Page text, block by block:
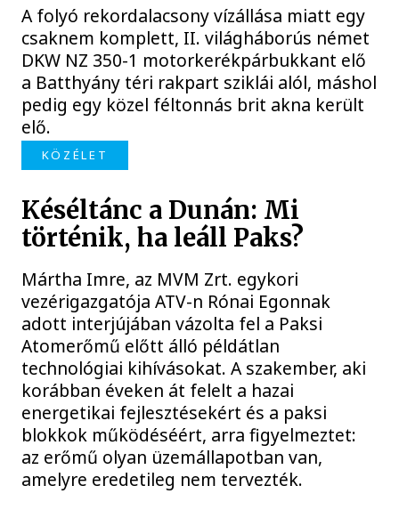
A folyó rekordalacsony vízállása miatt egy
csaknem komplett, II. világháborús német
DKW NZ 350-1 motorkerékpárbukkant elő
a Batthyány téri rakpart sziklái alól, máshol
pedig egy közel féltonnás brit akna került
elő.
KÖZÉLET
Késéltánc a Dunán: Mi
történik, ha leáll Paks?
Mártha Imre, az MVM Zrt. egykori
vezérigazgatója ATV-n Rónai Egonnak
adott interjújában vázolta fel a Paksi
Atomerőmű előtt álló példátlan
technológiai kihívásokat. A szakember, aki
korábban éveken át felelt a hazai
energetikai fejlesztésekért és a paksi
blokkok működéséért, arra figyelmeztet:
az erőmű olyan üzemállapotban van,
amelyre eredetileg nem tervezték.